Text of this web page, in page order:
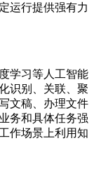
运行提供强有力
学习等人工智能
识别、关联、聚
文稿、办理文件
务和具体任务强
作场景上利用知